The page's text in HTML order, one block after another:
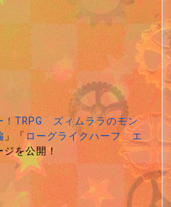
！TRPG ズィムララのモン
」「ローグライクハーフ エ
を公開！